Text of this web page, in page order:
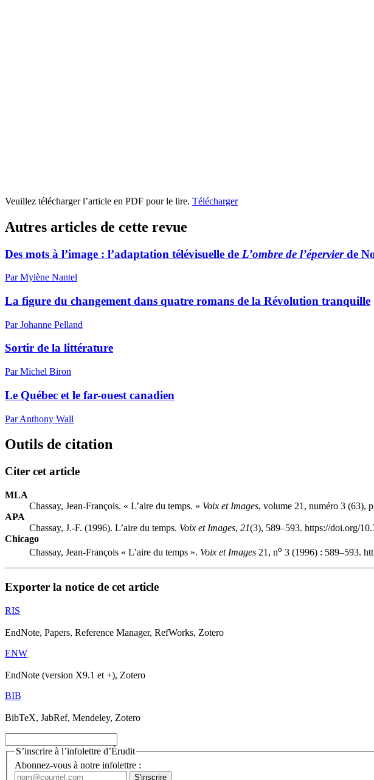
Veuillez télécharger l’article en PDF pour le lire. Télécharger
Autres articles de cette revue
Des mots à l’image : l’adaptation télévisuelle de L’ombre de l’épervierde
Par Mylène Nantel
La figure du changement dans quatre romans de la Révolution tranquille
Par Johanne Pelland
Sortir de la littérature
Par Michel Biron
Le Québec et le far-ouest canadien
Par Anthony Wall
Outils de citation
Citer cet article
MLA
Chassay, Jean-François. « L’aire du temps. » Voix et Images, volume 21, numéro 3 (63),
APA
Chassay, J.-F. (1996). L’aire du temps. Voix et Images, 21(3), 589–593. https://doi.org/
Chicago
Chassay, Jean-François « L’aire du temps ». Voix et Images 21, no 3 (1996) : 589–593.
Exporter la notice de cet article
RIS
EndNote, Papers, Reference Manager, RefWorks, Zotero
ENW
EndNote (version X9.1 et +), Zotero
BIB
BibTeX, JabRef, Mendeley, Zotero
S’inscrire à l’infolettre d’Érudit
Abonnez-vous à notre infolettre :